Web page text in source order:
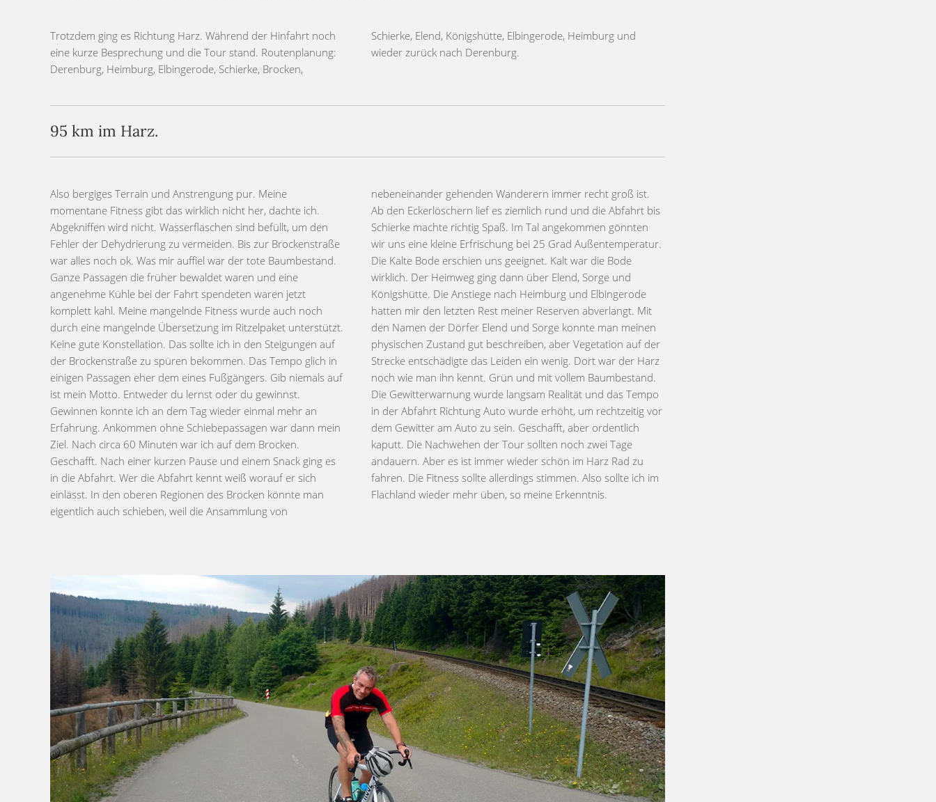
Trotzdem ging es Richtung Harz. Während der Hinfahrt noch
eine kurze Besprechung und die Tour stand. Routenplanung:
Derenburg, Heimburg, Elbingerode, Schierke, Brocken,
Schierke, Elend, Königshütte, Elbingerode, Heimburg und
wieder zurück nach Derenburg.
95 km im Harz.
Also bergiges Terrain und Anstrengung pur. Meine
momentane Fitness gibt das wirklich nicht her, dachte ich.
Abgekniffen wird nicht. Wasserflaschen sind befüllt, um den
Fehler der Dehydrierung zu vermeiden. Bis zur Brockenstraße
war alles noch ok. Was mir auffiel war der tote Baumbestand.
Ganze Passagen die früher bewaldet waren und eine
angenehme Kühle bei der Fahrt spendeten waren jetzt
komplett kahl. Meine mangelnde Fitness wurde auch noch
durch eine mangelnde Übersetzung im Ritzelpaket unterstützt.
Keine gute Konstellation. Das sollte ich in den Steigungen auf
der Brockenstraße zu spüren bekommen. Das Tempo glich in
einigen Passagen eher dem eines Fußgängers. Gib niemals auf
ist mein Motto. Entweder du lernst oder du gewinnst.
Gewinnen konnte ich an dem Tag wieder einmal mehr an
Erfahrung. Ankommen ohne Schiebepassagen war dann mein
Ziel. Nach circa 60 Minuten war ich auf dem Brocken.
Geschafft. Nach einer kurzen Pause und einem Snack ging es
in die Abfahrt. Wer die Abfahrt kennt weiß worauf er sich
einlässt. In den oberen Regionen des Brocken könnte man
eigentlich auch schieben, weil die Ansammlung von
nebeneinander gehenden Wanderern immer recht groß ist.
Ab den Eckerlöschern lief es ziemlich rund und die Abfahrt bis
Schierke machte richtig Spaß. Im Tal angekommen gönnten
wir uns eine kleine Erfrischung bei 25 Grad Außentemperatur.
Die Kalte Bode erschien uns geeignet. Kalt war die Bode
wirklich. Der Heimweg ging dann über Elend, Sorge und
Königshütte. Die Anstiege nach Heimburg und Elbingerode
hatten mir den letzten Rest meiner Reserven abverlangt. Mit
den Namen der Dörfer Elend und Sorge konnte man meinen
physischen Zustand gut beschreiben, aber Vegetation auf der
Strecke entschädigte das Leiden ein wenig. Dort war der Harz
noch wie man ihn kennt. Grün und mit vollem Baumbestand.
Die Gewitterwarnung wurde langsam Realität und das Tempo
in der Abfahrt Richtung Auto wurde erhöht, um rechtzeitig vor
dem Gewitter am Auto zu sein. Geschafft, aber ordentlich
kaputt. Die Nachwehen der Tour sollten noch zwei Tage
andauern. Aber es ist immer wieder schön im Harz Rad zu
fahren. Die Fitness sollte allerdings stimmen. Also sollte ich im
Flachland wieder mehr üben, so meine Erkenntnis.